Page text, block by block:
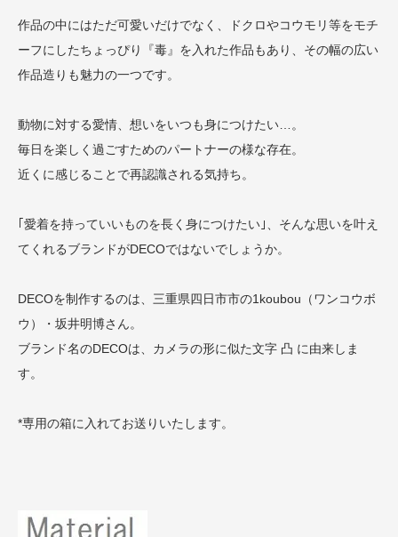
作品の中にはただ可愛いだけでなく、ドクロやコウモリ等をモチ
ーフにしたちょっぴり『毒』を入れた作品もあり、その幅の広い
作品造りも魅力の一つです。
動物に対する愛情、想いをいつも身につけたい…。
毎日を楽しく過ごすためのパートナーの様な存在。
近くに感じることで再認識される気持ち。
｢愛着を持っていいものを長く身につけたい｣、そんな思いを叶え
てくれるブランドがDECOではないでしょうか。
DECOを制作するのは、三重県四日市市の1koubou（ワンコウボ
ウ）・坂井明博さん。
ブランド名のDECOは、カメラの形に似た文字 凸 に由来しま
す。
*専用の箱に入れてお送りいたします。